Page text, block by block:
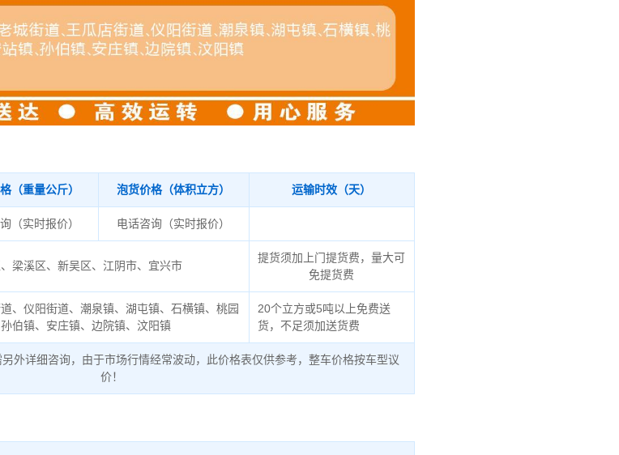
（重量公斤） 泡货价格（体积立方） 运输时效（天）
（实时报价） 电话咨询（实时报价）
梁溪区、新吴区、江阴市、宜兴市
提货须加上门提货费，量大可
免提货费
、仪阳街道、潮泉镇、湖屯镇、石横镇、桃园
伯镇、安庄镇、边院镇、汶阳镇
20个立方或5吨以上免费送
货，不足须加送货费
外详细咨询，由于市场行情经常波动，此价格表仅供参考，整车价格按车型议
价！